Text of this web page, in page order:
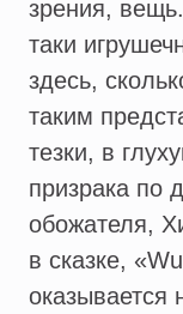
зрения,
таки
здесь,
таким
тезки, в
призрака по
обожателя,
в сказке,
оказывается